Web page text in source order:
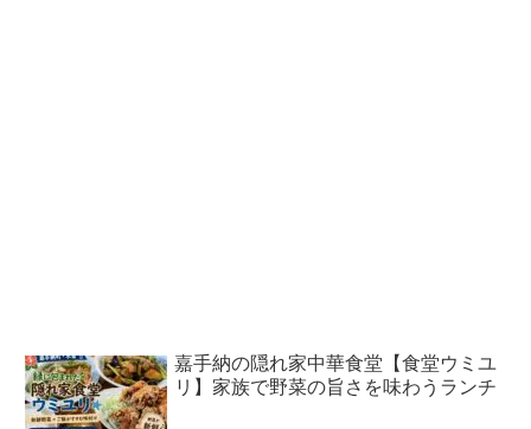
嘉手納の隠れ家中華食堂【食堂ウミユ
リ】家族で野菜の旨さを味わうランチ